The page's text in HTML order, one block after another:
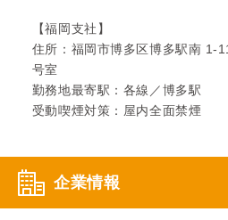
【福岡支社】
住所：福岡市博多区博多駅南 1-
号室
勤務地最寄駅：各線／博多駅
受動喫煙対策：屋内全面禁煙
企業情報